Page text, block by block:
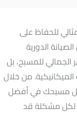
للحفاظ على
الدورية
للمسبح، بل
من خلال
يظل مسبحك في أفضل
لكل مشكلة قد